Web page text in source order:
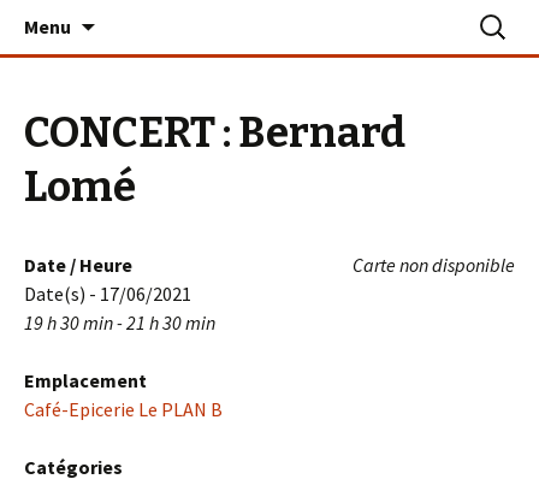
Le PLAN B – La Turballe
Menu
CONCERT : Bernard
Lomé
Carte non disponible
Date / Heure
Date(s) - 17/06/2021
19 h 30 min - 21 h 30 min
Emplacement
Café-Epicerie Le PLAN B
Catégories